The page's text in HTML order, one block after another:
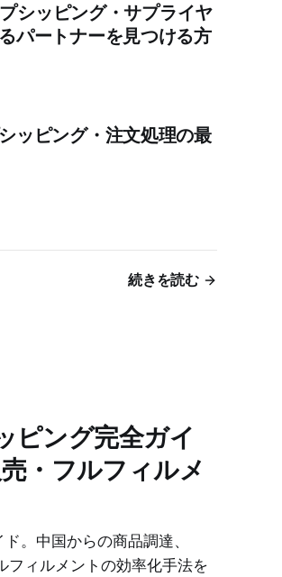
シッピング・サプライヤ
パートナーを見つける方
ッピング・注文処理の最
続きを読む
ピング完全ガイ
・フルフィルメ
。中国からの商品調達、
ィルメントの効率化手法を